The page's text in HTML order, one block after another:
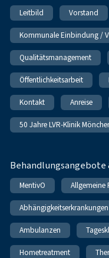
Leitbild Vorstand
Kommunale Einbindung /
Qualitätsmanagement
Öffentlichkeitsarbeit
Kontakt Anreise
50 Jahre LVR-Klinik
Behandlungsangebote
MentivO Allgemeine
Abhängigkeitserkrankungen
Ambulanzen
Hometreatment